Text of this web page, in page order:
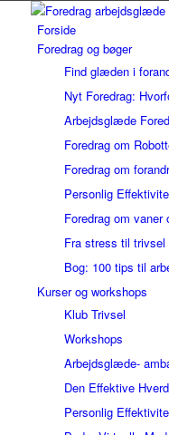
Forside
Foredrag og bøger
Find glæden i
Nyt Foredrag:
Arbejdsglæde
Foredrag om
Foredrag om
Personlig
Foredrag om vaner
Fra stress til trivsel
Bog: 100 tips til
Kurser og workshops
Klub Trivsel
Workshops
Arbejdsglæde-
Den Effektive
Personlig